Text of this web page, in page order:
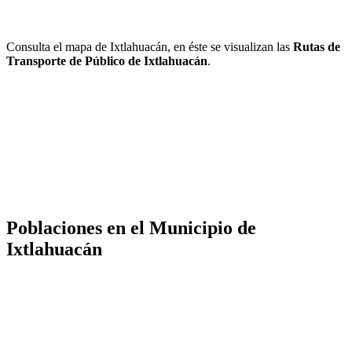
Consulta el mapa de Ixtlahuacán, en éste se visualizan las Rutas de
Transporte de Público de Ixtlahuacán.
Poblaciones en el Municipio de
Ixtlahuacán